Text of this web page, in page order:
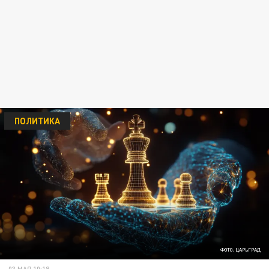
ФОТО: ЦАРЬГРАД
ПОЛИТИКА